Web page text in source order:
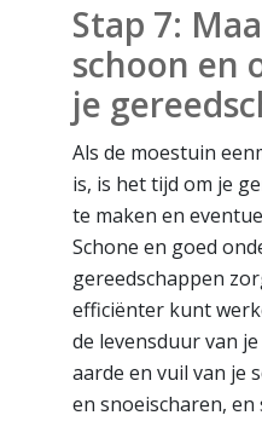
Stap 7:
schoon en
je
Als de moestuin
is, is het tijd om je
te maken en
Schone en goed
gereedschappen
efficiënter kunt
de levensduur van
aarde en vuil van je
en snoeischaren, en